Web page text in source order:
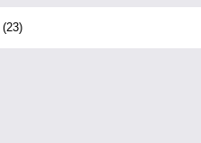
(23)